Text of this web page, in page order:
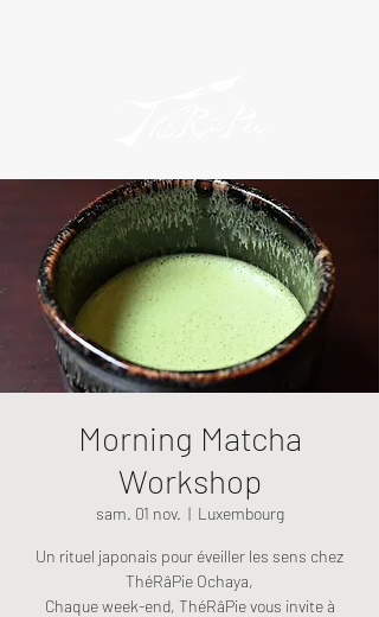
Morning Matcha
Workshop
sam. 01 nov.
  |
Luxembourg
Un rituel japonais pour éveiller les sens chez
ThéRâPie Ochaya,
Chaque week-end, ThéRâPie vous invite à